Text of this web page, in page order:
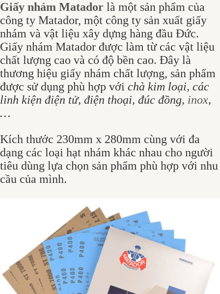
Giấy nhám Matador là một sản phẩm của
công ty Matador, một công ty sản xuất giấy
nhám và vật liệu xây dựng hàng đầu Đức.
Giấy nhám Matador được làm từ các vật liệu
chất lượng cao và có độ bền cao. Đây là
thương hiệu giấy nhám chất lượng, sản phẩm
được sử dụng phù hợp với chà kim loại, các
linh kiện điện tử, điện thoại, đúc đồng, inox,
…
Kích thước 230mm x 280mm cùng với đa
dạng các loại hạt nhám khác nhau cho người
tiêu dùng lựa chọn sản phẩm phù hợp với nhu
cầu của mình.